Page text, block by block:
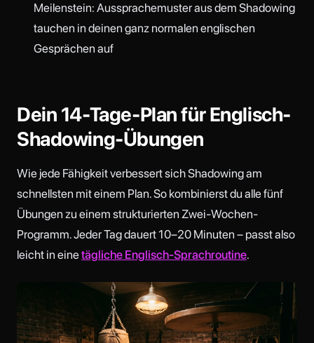
Meilenstein: Aussprachemuster aus dem Shadowing
tauchen in deinen ganz normalen englischen
Gesprächen auf
Dein 14-Tage-Plan für Englisch-
Shadowing-Übungen
Wie jede Fähigkeit verbessert sich Shadowing am
schnellsten mit einem Plan. So kombinierst du alle fünf
Übungen zu einem strukturierten Zwei-Wochen-
Programm. Jeder Tag dauert 10–20 Minuten – passt also
leicht in einetägliche Englisch-Sprachroutine.